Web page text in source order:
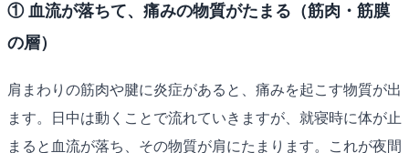
① 血流が落ちて、痛みの物質がたまる（筋肉・筋膜
の層）
肩まわりの筋肉や腱に炎症があると、痛みを起こす物質が出
ます。日中は動くことで流れていきますが、就寝時に体が止
まると血流が落ち、その物質が肩にたまります。これが夜間